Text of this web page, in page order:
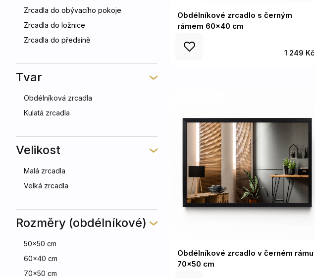
Zrcadla do obývacího pokoje
Zrcadla do ložnice
Zrcadla do předsíně
Tvar
Obdélníková zrcadla
Kulatá zrcadla
Velikost
Malá zrcadla
Velká zrcadla
Rozměry (obdélníkové)
50x50 cm
60x40 cm
70x50 cm
Obdélníkové zrcadlo s černým
rámem 60x40 cm
1 249 Kč
Obdélníkové zrcadlo v černém rámu
70x50 cm